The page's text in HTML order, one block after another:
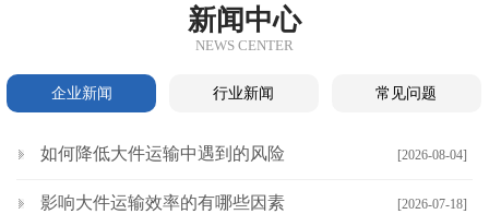
新闻中心
NEWS CENTER
企业新闻 行业新闻 常见问题
[2026-08-04]
如何降低大件运输中遇到的风险
[2026-07-18]
影响大件运输效率的有哪些因素